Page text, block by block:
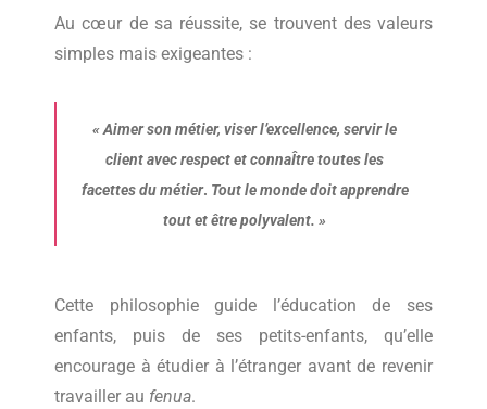
Au cœur de sa réussite, se trouvent des valeurs
simples mais exigeantes :
«Aimer son métier, viser l’excellence, servir le
client avec respect et connaÎtre toutes les
facettes du métier. Tout le monde doit apprendre
tout et être polyvalent. »
Cette philosophie guide l’éducation de ses
enfants, puis de ses petits-enfants, qu’elle
encourage à étudier à l’étranger avant de revenir
travailler au fenua.